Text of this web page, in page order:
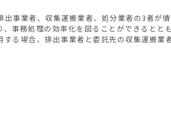
事業者、収集運搬業者、処分業者の3者が
事務処理の効率化を図ることができるとと
る場合、排出事業者と委託先の収集運搬業